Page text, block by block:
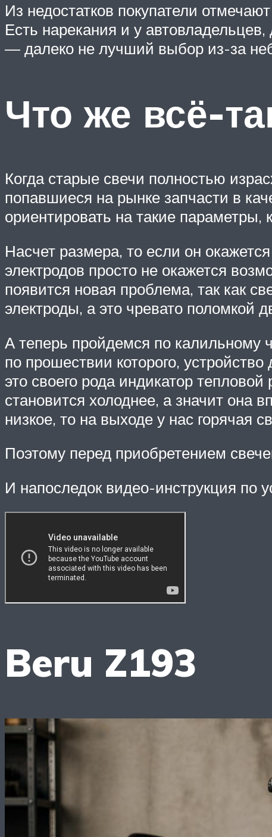
Из недостатков покупатели
Есть нарекания и у
— далеко не лучший выбор из-за
Что же всё-
Когда старые свечи полностью
попавшиеся на рынке запчасти в
ориентировать на такие параметры,
Насчет размера, то если он
электродов просто не окажется
появится новая проблема, так как
электроды, а это чревато поломкой
А теперь пройдемся по калильному
по прошествии которого,
это своего рода индикатор
становится холоднее, а значит она
низкое, то на выходе у нас горячая
Поэтому перед приобретением
И напоследок видео-инструкция по
Beru Z193